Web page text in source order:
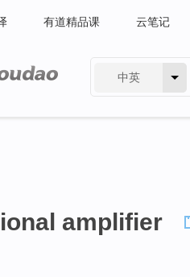
有道精品课 云笔记
中英
amplifier